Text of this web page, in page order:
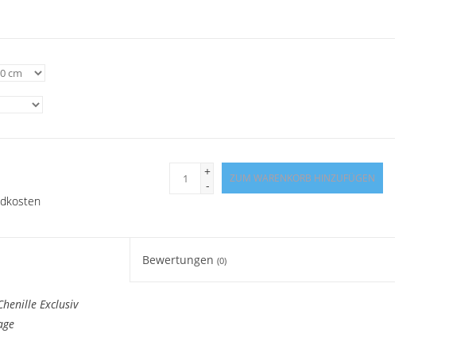
+
-
ZUM WARENKORB HINZUFÜGEN
Bewertungen(0)
Exclusiv